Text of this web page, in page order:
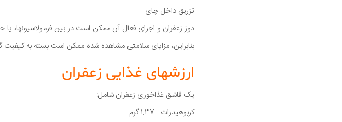
تزریق داخل چای
دوز زعفران و اجزای فعال آن ممکن است در بین فرمولاسیونها،
بنابراین، مزایای سلامتی مشاهده شده ممکن است بسته به کیفیت
ارزشهای غذایی زعفران
یک قاشق غذاخوری زعفران شامل:
کربوهیدرات - 1.37 گرم